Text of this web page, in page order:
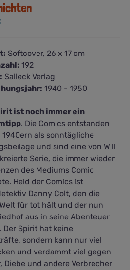
Softcover, 26 x 17 cm
192
Salleck Verlag
1940 - 1950
ist noch immer ein
. Die Comics entstanden
1940ern als sonntägliche
und sind eine von Will
Serie, die immer wieder
des Mediums Comic
Held der Comics ist
Danny Colt, den die
für tot hält und der nun
aus in seine Abenteuer
Der Spirit hat keine
sondern kann nur viel
und verdammt viel gegen
Diebe und andere Verbrecher